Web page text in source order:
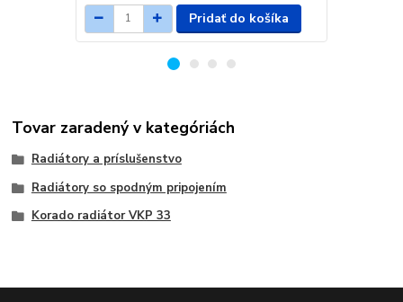
Pridať do košíka
Tovar zaradený v kategóriách
Radiátory a príslušenstvo
Radiátory so spodným pripojením
Korado radiátor VKP 33